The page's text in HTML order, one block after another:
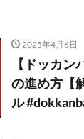
2025年4月6日
【ドッカ
の進め方【
ル